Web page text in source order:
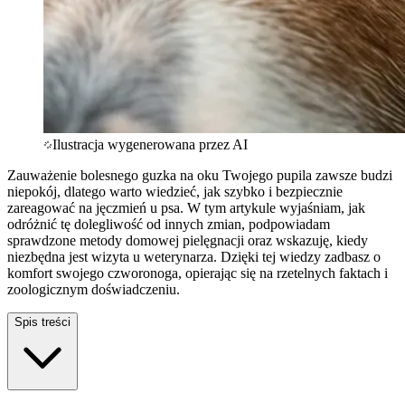
Ilustracja wygenerowana przez AI
Zauważenie bolesnego guzka na oku Twojego pupila zawsze budzi
niepokój, dlatego warto wiedzieć, jak szybko i bezpiecznie
zareagować na jęczmień u psa. W tym artykule wyjaśniam, jak
odróżnić tę dolegliwość od innych zmian, podpowiadam
sprawdzone metody domowej pielęgnacji oraz wskazuję, kiedy
niezbędna jest wizyta u weterynarza. Dzięki tej wiedzy zadbasz o
komfort swojego czworonoga, opierając się na rzetelnych faktach i
zoologicznym doświadczeniu.
Spis treści